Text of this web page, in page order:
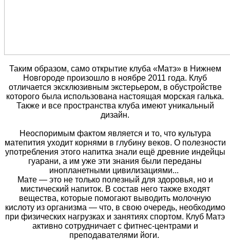
Таким образом, само открытие клуба «Матэ» в Нижнем
Новгороде произошло в ноябре 2011 года. Клуб
отличается эксклюзивным экстерьером, в обустройстве
которого была использована настоящая морская галька.
Также и все пространства клуба имеют уникальный
дизайн.
Неоспоримым фактом является и то, что культура
матепития уходит корнями в глубину веков. О полезности
употребления этого напитка знали ещё древние индейцы
гуарани, а им уже эти знания были переданы
инопланетными цивилизациями...
Мате — это не только полезный для здоровья, но и
мистический напиток. В состав него также входят
вещества, которые помогают выводить молочную
кислоту из организма — что, в свою очередь, необходимо
при физических нагрузках и занятиях спортом. Клуб Матэ
активно сотрудничает с фитнес-центрами и
преподавателями йоги.